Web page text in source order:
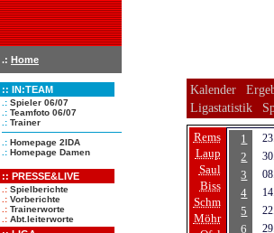
.: Home
:: IN:TEAM
.: Spieler 06/07
.: Teamfoto 06/07
.: Trainer
.: Homepage 2IDA
.: Homepage Damen
:: PRESSE&LIVE
.: Spielberichte
.: Vorberichte
.: Trainerworte
.: Abt.leiterworte
Kalender
Ligastatistik
Rems
Laup
Saul
Biss
Schm
Möhr
1
2
3
4
5
6